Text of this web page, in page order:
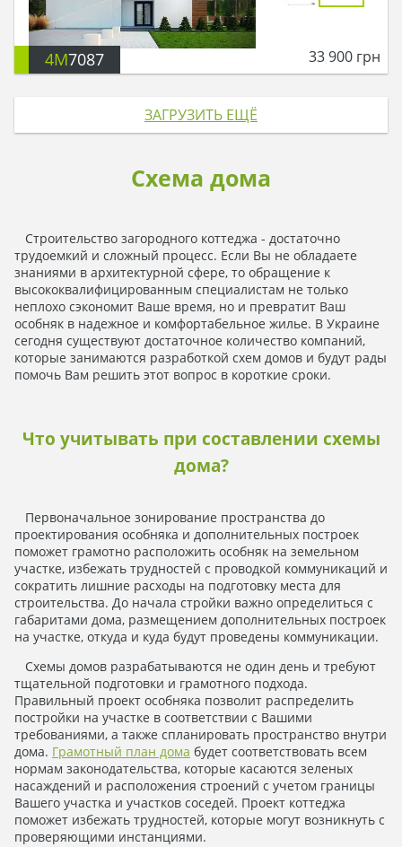
4M7087 33 900 грн
ЗАГРУЗИТЬ ЕЩЁ
Схема дома
Строительство загородного коттеджа - достаточно
трудоемкий и сложный процесс. Если Вы не обладаете
знаниями в архитектурной сфере, то обращение к
высококвалифицированным специалистам не только
неплохо сэкономит Ваше время, но и превратит Ваш
особняк в надежное и комфортабельное жилье. В Украине
сегодня существуют достаточное количество компаний,
которые занимаются разработкой схем домов и будут рады
помочь Вам решить этот вопрос в короткие сроки.
Что учитывать при составлении схемы
дома?
Первоначальное зонирование пространства до
проектирования особняка и дополнительных построек
поможет грамотно расположить особняк на земельном
участке, избежать трудностей с проводкой коммуникаций и
сократить лишние расходы на подготовку места для
строительства. До начала стройки важно определиться с
габаритами дома, размещением дополнительных построек
на участке, откуда и куда будут проведены коммуникации.
Схемы домов разрабатываются не один день и требуют
тщательной подготовки и грамотного подхода.
Правильный проект особняка позволит распределить
постройки на участке в соответствии с Вашими
требованиями, а также спланировать пространство внутри
дома. Грамотный план дома будет соответствовать всем
нормам законодательства, которые касаются зеленых
насаждений и расположения строений с учетом границы
Вашего участка и участков соседей. Проект коттеджа
поможет избежать трудностей, которые могут возникнуть с
проверяющими инстанциями.